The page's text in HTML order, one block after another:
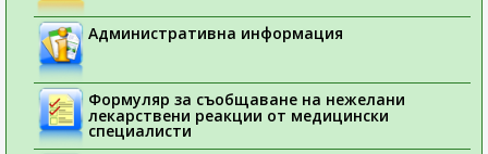
Административна информация
Формуляр за съобщаване на нежелани
лекарствени реакции от медицински
специалисти